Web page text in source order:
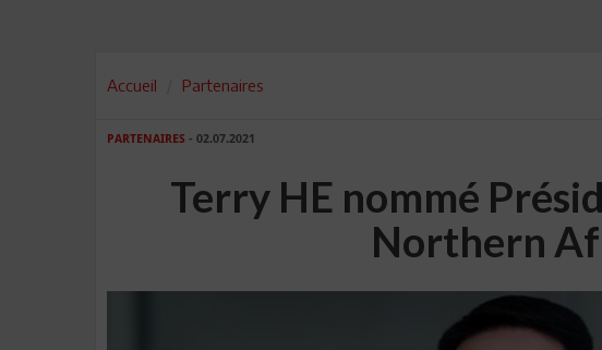
Accueil Partenaires
PARTENAIRES - 02.07.2021
Terry HE nommé
Northern